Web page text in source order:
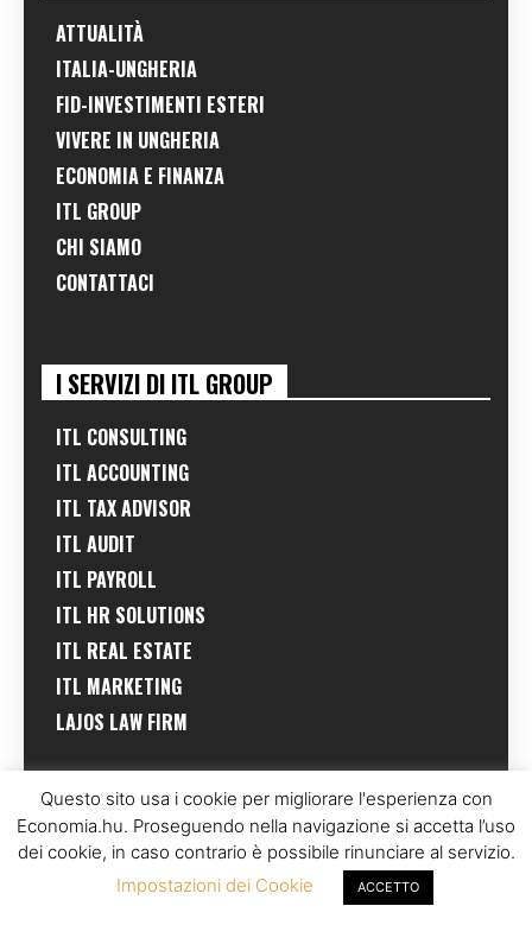
ATTUALITÀ
ITALIA-UNGHERIA
FID-INVESTIMENTI ESTERI
VIVERE IN UNGHERIA
ECONOMIA E FINANZA
ITL GROUP
CHI SIAMO
CONTATTACI
I SERVIZI DI ITL GROUP
ITL CONSULTING
ITL ACCOUNTING
ITL TAX ADVISOR
ITL AUDIT
ITL PAYROLL
ITL HR SOLUTIONS
ITL REAL ESTATE
ITL MARKETING
LAJOS LAW FIRM
TAG
UNGHERIA(701) BUDAPEST (610) INVESTIMENTI
Questo sito usa i cookie per migliorare l'esperienza con
Economia.hu. Proseguendo nella navigazione si accetta l’uso
dei cookie, in caso contrario è possibile rinunciare al servizio.
Impostazioni dei Cookie
ACCETTO